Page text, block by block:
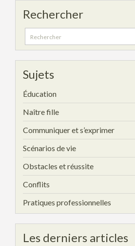
Rechercher
Search
for:
Sujets
Éducation
Naître fille
Communiquer et s’exprimer
Scénarios de vie
Obstacles et réussite
Conflits
Pratiques professionnelles
Les derniers articles